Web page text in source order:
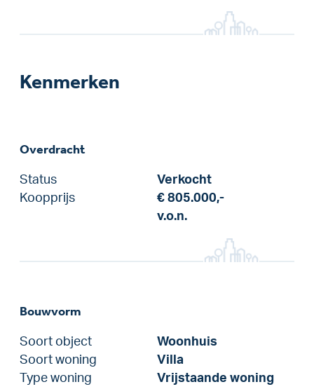
Kenmerken
Overdracht
Status
Verkocht
Koopprijs
€ 805.000,-
v.o.n.
Bouwvorm
Soort object
Woonhuis
Soort woning
Villa
Type woning
Vrijstaande woning